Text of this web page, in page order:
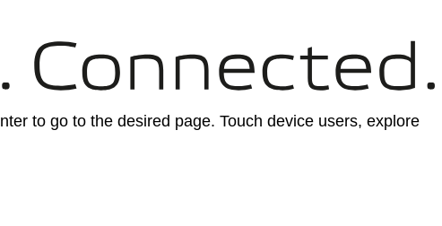
to go to the desired page. Touch device users, explore